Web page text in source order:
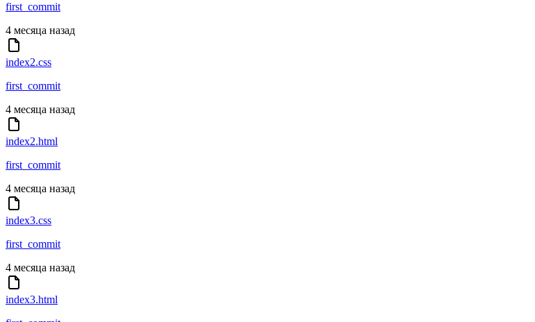
first_commit
4 месяца назад
index2.css
first_commit
4 месяца назад
index2.html
first_commit
4 месяца назад
index3.css
first_commit
4 месяца назад
index3.html